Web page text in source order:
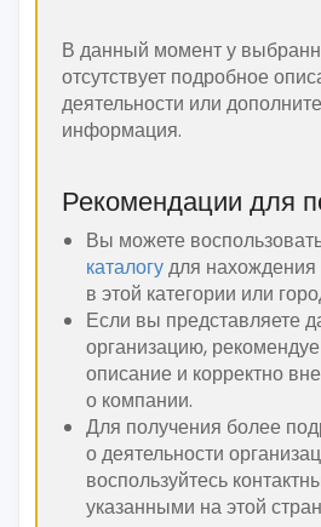
В данный момент у
отсутствует подробное
деятельности или
информация.
Рекомендации для
Вы можете
каталогудля нахождения
в этой категории или
Если вы представляете
организацию,
описание и корректно
о компании.
Для получения более
о деятельности
воспользуйтесь
указанными на этой